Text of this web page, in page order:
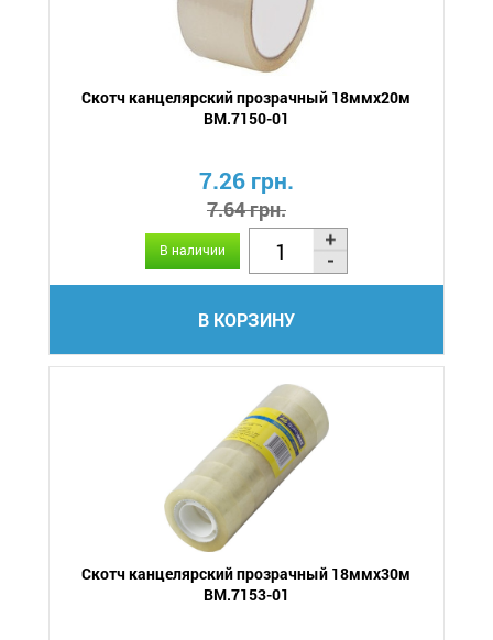
Скотч канцелярский прозрачный 18ммх20м
BM.7150-01
7.26 грн.
7.64 грн.
В наличии
В КОРЗИНУ
Скотч канцелярский прозрачный 18ммх30м
BM.7153-01